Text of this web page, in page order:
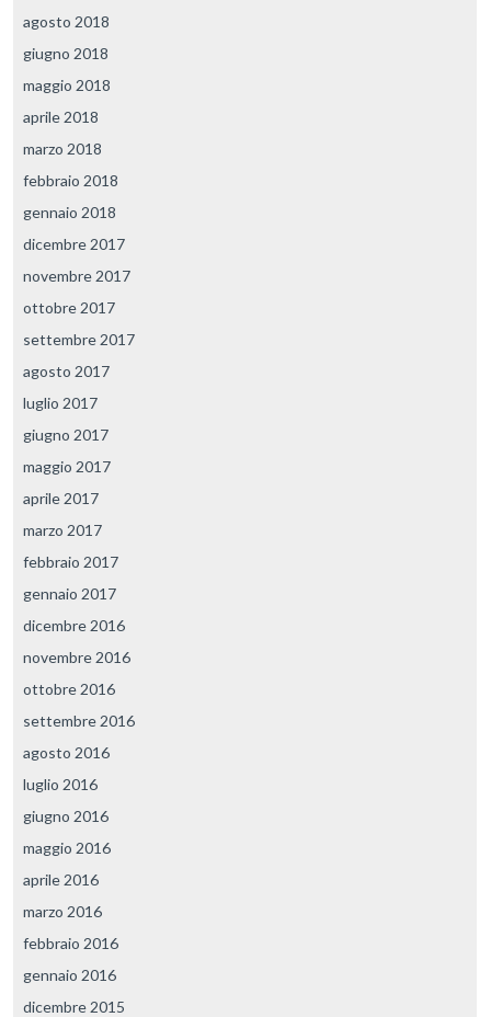
agosto 2018
giugno 2018
maggio 2018
aprile 2018
marzo 2018
febbraio 2018
gennaio 2018
dicembre 2017
novembre 2017
ottobre 2017
settembre 2017
agosto 2017
luglio 2017
giugno 2017
maggio 2017
aprile 2017
marzo 2017
febbraio 2017
gennaio 2017
dicembre 2016
novembre 2016
ottobre 2016
settembre 2016
agosto 2016
luglio 2016
giugno 2016
maggio 2016
aprile 2016
marzo 2016
febbraio 2016
gennaio 2016
dicembre 2015